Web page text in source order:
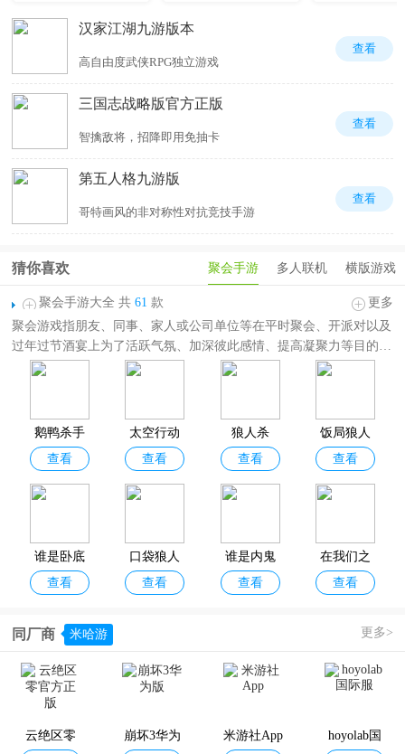
汉家江湖九游版本
高自由度武侠RPG独立游戏
查看
三国志战略版官方正版
智擒敌将，招降即用免抽卡
查看
第五人格九游版
哥特画风的非对称性对抗竞技手游
查看
聚会手游 多人联机 横版游戏
猜你喜欢
聚会手游大全 共 61 款
更多
聚会游戏指朋友、同事、家人或公司单位等在平时聚会、开派对以及
过年过节酒宴上为了活跃气氛、加深彼此感情、提高凝聚力等目的而
进行的集体互动游戏，一般是至少2人以上的多人互动游戏。
富翁飞行棋等热门派对聚会游戏，题材玩法囊括狼人杀类、多人联机
类、棋牌桌游类、开放世界类、恐怖解谜类等，可以满足各位玩家对
手机聚会游戏的不同需求！欢迎分享收藏！
鹅鸭杀手
游2026最
新版
查看
太空行动
国服最新
版
查看
狼人杀
查看
饭局狼人
查看
谁是卧底
手游官方
查看
口袋狼人
杀
查看
谁是内鬼
国际服(Su
查看
在我们之
间2026最
查看
谁是外星
人最新版
查看
我们的派
本
推理学院
狼人嫌疑
最新版
同厂商 米哈游 更多>
云绝区零
崩坏3华为
米游社App
hoyolab国